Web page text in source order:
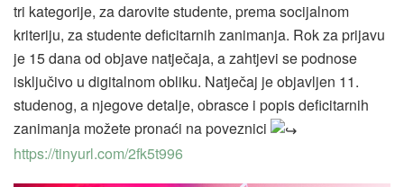
tri kategorije, za darovite studente, prema socijalnom
kriteriju, za studente deficitarnih zanimanja. Rok za prijavu
je 15 dana od objave natječaja, a zahtjevi se podnose
isključivo u digitalnom obliku. Natječaj je objavljen 11.
studenog, a njegove detalje, obrasce i popis deficitarnih
zanimanja možete pronaći na poveznici
https://tinyurl.com/2fk5t996